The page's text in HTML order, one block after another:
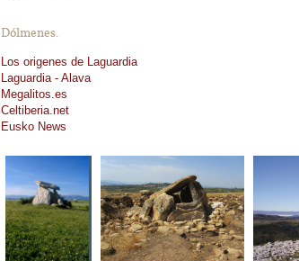
Dólmenes.
Los origenes de Laguardia
Laguardia - Alava
Megalitos.es
Celtiberia.net
Eusko News